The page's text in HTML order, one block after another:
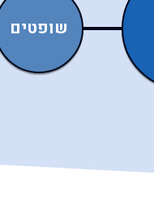
שופטים